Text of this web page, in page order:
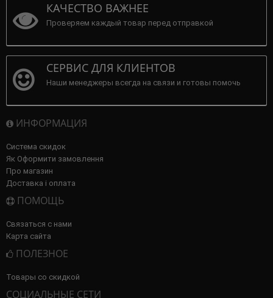
КАЧЕСТВО ВАЖНЕЕ
Проверяем каждый товар перед отправкой
СЕРВИС ДЛЯ КЛИЕНТОВ
Наши менеджеры всегда на связи и готовы помочь
ИНФОРМАЦИЯ
Система скидок
Як Оформити замовлення
Про магазин
Доставка і оплата
ПОМОЩЬ
Связаться с нами
Карта сайта
ПОЛЕЗНОЕ
Товары со скидкой
СОЦИАЛЬНЫЕ СЕТИ